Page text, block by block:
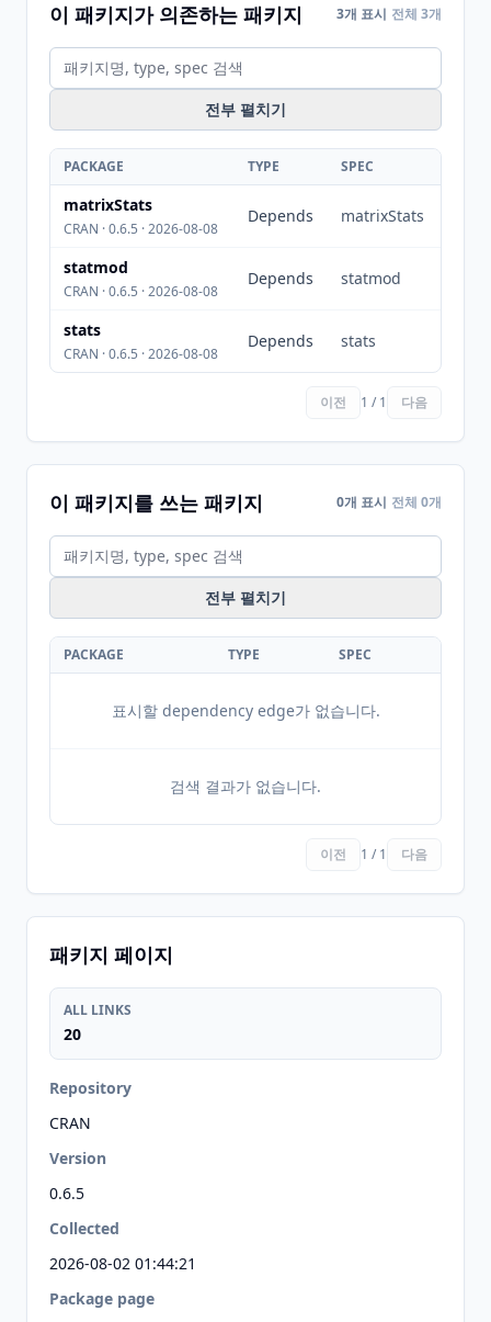
이 패키지가 의존하는 패키지 3개 표시 전체 3개
전부 펼치기
PACKAGE TYPE SPEC
matrixStats
CRAN · 0.6.5 · 2026-08-08
Depends matrixStats
statmod
CRAN · 0.6.5 · 2026-08-08
Depends statmod
stats
CRAN · 0.6.5 · 2026-08-08
Depends stats
이전 1 / 1 다음
이 패키지를 쓰는 패키지 0개 표시 전체 0개
전부 펼치기
PACKAGE TYPE SPEC
표시할 dependency edge가 없습니다.
검색 결과가 없습니다.
이전 1 / 1 다음
패키지 페이지
ALL LINKS
20
Repository
CRAN
Version
0.6.5
Collected
2026-08-02 01:44:21
Package page